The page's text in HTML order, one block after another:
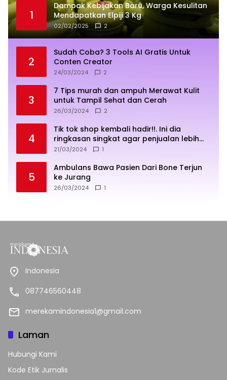
1
Dampak Kebijakan Baru, Warga Kesulitan
Mendapatkan Elpiji 3 Kg
02/02/2025 2
2
Sudah Coba? 3 Tools AI Gratis Untuk
Conten Creator
24/03/2024 2
3
7 Tips murah dan ampuh Merawat Kulit
untuk Tampil Sehat dan Cerah
26/03/2024 2
4
Tik tok shop kembali hadir!!. Ini dia
ringkasan singkat agar penjualan lebih
sukses
21/03/2024 1
5
Ambulans Bawa Pasien Dari Bone Terjun
ke Jurang
26/03/2024 1
Indonesia
087746560448
merekamindonesia1@gmail.com
Laman
Hubungi Kami
Kode Etik Jurnalis